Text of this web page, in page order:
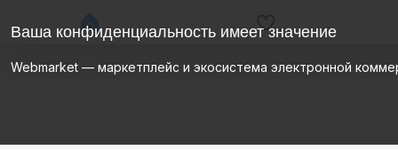
Ваша конфиденциальность имеет значение
Webmarket — маркетплейс и экосистема электронной